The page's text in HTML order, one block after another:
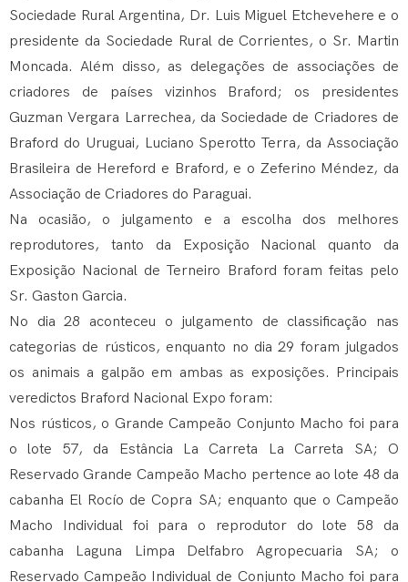
Sociedade Rural Argentina, Dr. Luis Miguel Etchevehere e o
presidente da Sociedade Rural de Corrientes, o Sr. Martin
Moncada. Além disso, as delegações de associações de
criadores de países vizinhos Braford; os presidentes
Guzman Vergara Larrechea, da Sociedade de Criadores de
Braford do Uruguai, Luciano Sperotto Terra, da Associação
Brasileira de Hereford e Braford, e o Zeferino Méndez, da
Associação de Criadores do Paraguai.
Na ocasião, o julgamento e a escolha dos melhores
reprodutores, tanto da Exposição Nacional quanto da
Exposição Nacional de Terneiro Braford foram feitas pelo
Sr. Gaston Garcia.
No dia 28 aconteceu o julgamento de classificação nas
categorias de rústicos, enquanto no dia 29 foram julgados
os animais a galpão em ambas as exposições. Principais
veredictos Braford Nacional Expo foram:
Nos rústicos, o Grande Campeão Conjunto Macho foi para
o lote 57, da Estância La Carreta La Carreta SA; O
Reservado Grande Campeão Macho pertence ao lote 48 da
cabanha El Rocío de Copra SA; enquanto que o Campeão
Macho Individual foi para o reprodutor do lote 58 da
cabanha Laguna Limpa Delfabro Agropecuaria SA; o
Reservado Campeão Individual de Conjunto Macho foi para